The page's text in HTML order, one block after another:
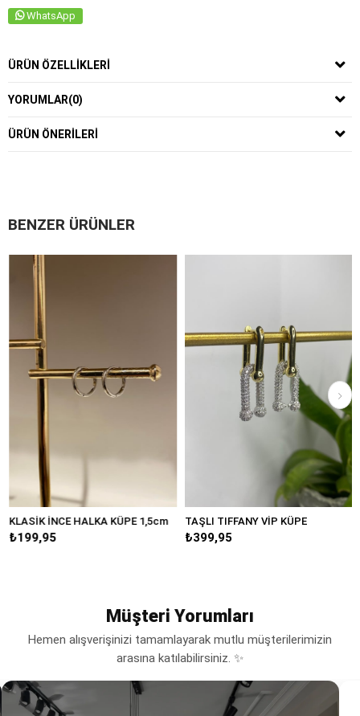
WhatsApp
ÜRÜN ÖZELLIKLERI
YORUMLAR(0)
ÜRÜN ÖNERILERI
BENZER ÜRÜNLER
İNCE HALKA KÜPE 1,5cm TAŞLI TIFFANY VİP KÜPE
₺399,95
Müşteri Yorumları
Hemen alışverişinizi tamamlayarak mutlu müşterilerimizin
arasına katılabilirsiniz. ✨